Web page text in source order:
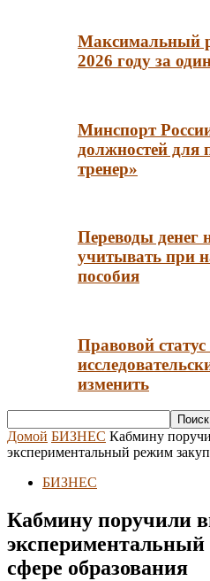
Максимальный
2026 году за
Минспорт
должностей
тренер»
Переводы денег
учитывать при
пособия
Правовой
изменить
Домой БИЗНЕС Кабмину
экспериментальный режим
БИЗНЕС
Кабмину поручили
сфере образования